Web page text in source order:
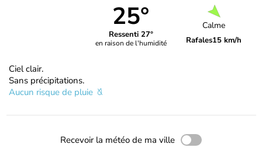
25°
Ressenti 27°
en raison de l'humidité
Calme
Rafales15 km/h
Ciel clair.
Sans précipitations.
Aucun risque de pluie
Recevoir la météo de ma ville